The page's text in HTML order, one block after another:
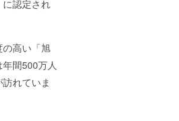
認定され
高い「旭
間500万人
れていま